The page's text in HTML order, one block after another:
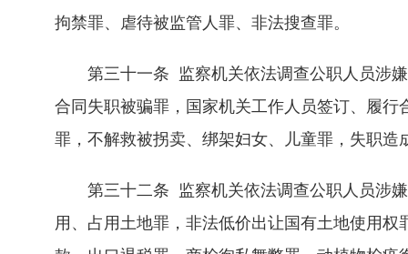
拘禁罪、虐待被监管人罪、非法搜查罪。
第三十一条 监察机关依法调查公职人员涉嫌
合同失职被骗罪，国家机关工作人员签订、履
罪，不解救被拐卖、绑架妇女、儿童罪，失职
第三十二条 监察机关依法调查公职人员涉嫌
用、占用土地罪，非法低价出让国有土地使用